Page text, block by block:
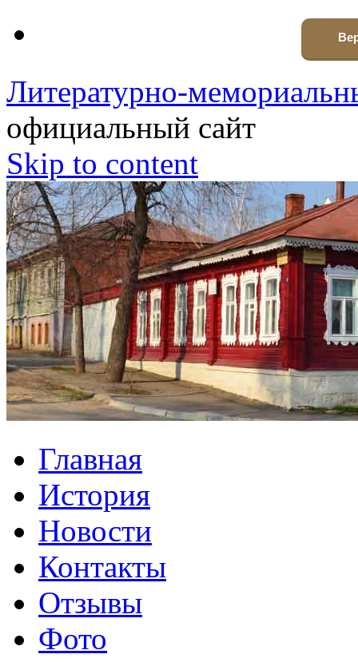
Литературно-
официальный сайт
Skip to content
Главная
История
Новости
Контакты
Отзывы
Фото